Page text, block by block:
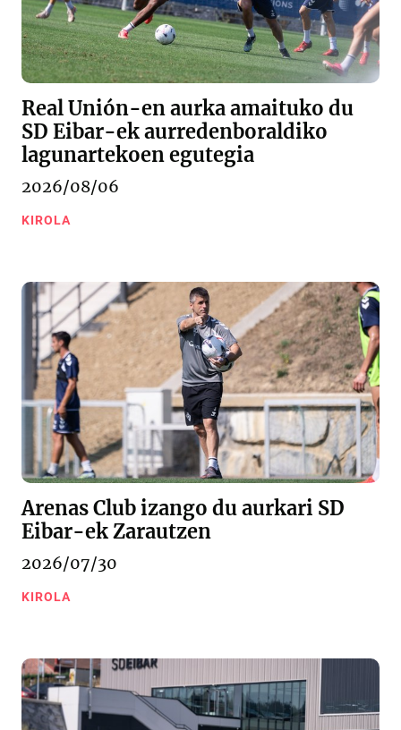
Real Unión-en aurka amaituko du
SD Eibar-ek aurredenboraldiko
lagunartekoen egutegia
2026/08/06
KIROLA
Arenas Club izango du aurkari SD
Eibar-ek Zarautzen
2026/07/30
KIROLA